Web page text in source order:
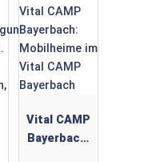
Vital CAMP
Bayerbach: